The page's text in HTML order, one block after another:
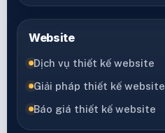
Website
Dịch vụ thiết kế website
Giải pháp thiết kế website
Báo giá thiết kế website